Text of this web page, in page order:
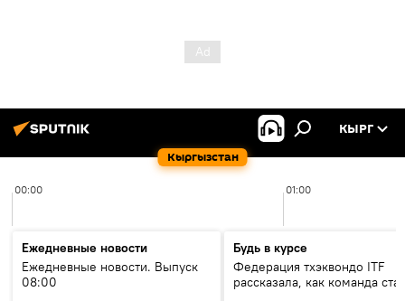
Кыргызстан
КЫРГ
00:00 01:00
Ежедневные новости
Ежедневные новости. Выпуск
08:00
Будь в курсе
Федерация тхэквондо ITF
рассказала, как команда